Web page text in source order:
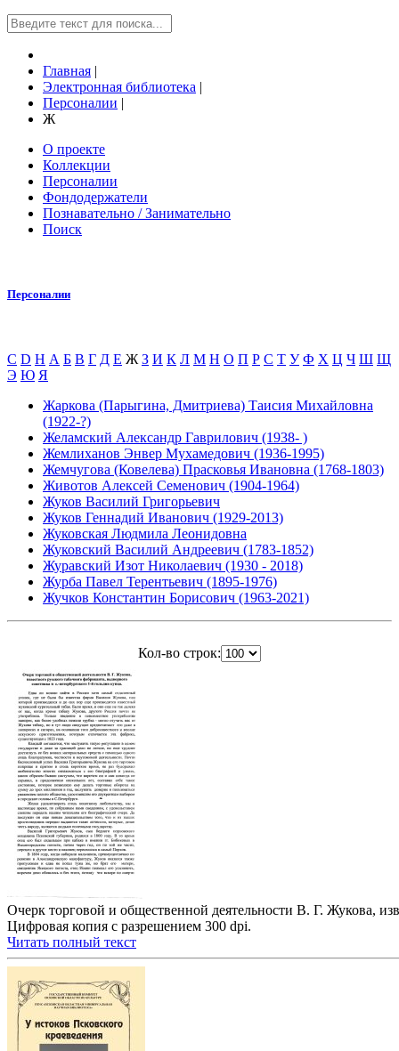
Главная |
Электронная библиотека |
Персоналии |
Ж
О проекте
Коллекции
Персоналии
Фондодержатели
Познавательно / Занимательно
Поиск
Персоналии
C D H А Б В Г Д Е Ж З И К Л М Н О П Р С Т У Ф Х Ц Ч Ш Щ
Э Ю Я
Жаркова (Парыгина, Дмитриева) Таисия Михайловна
(1922-?)
Желамский Александр Гаврилович (1938- )
Жемлиханов Энвер Мухамедович (1936-1995)
Жемчугова (Ковелева) Прасковья Ивановна (1768-1803)
Животов Алексей Семенович (1904-1964)
Жуков Василий Григорьевич
Жуков Геннадий Иванович (1929-2013)
Жуковская Людмила Леонидовна
Жуковский Василий Андреевич (1783-1852)
Журавский Изот Николаевич (1930 - 2018)
Журба Павел Терентьевич (1895-1976)
Жучков Константин Борисович (1963-2021)
Кол-во строк:
Очерк торговой и общественной деятельности В. Г. Жукова,
Цифровая копия с разрешением 300 dpi.
Читать полный текст